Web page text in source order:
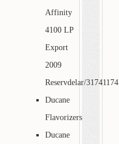
Affinity
4100 LP
Export
2009
Reservdelar/31741174
Ducane
Flavorizers
Ducane